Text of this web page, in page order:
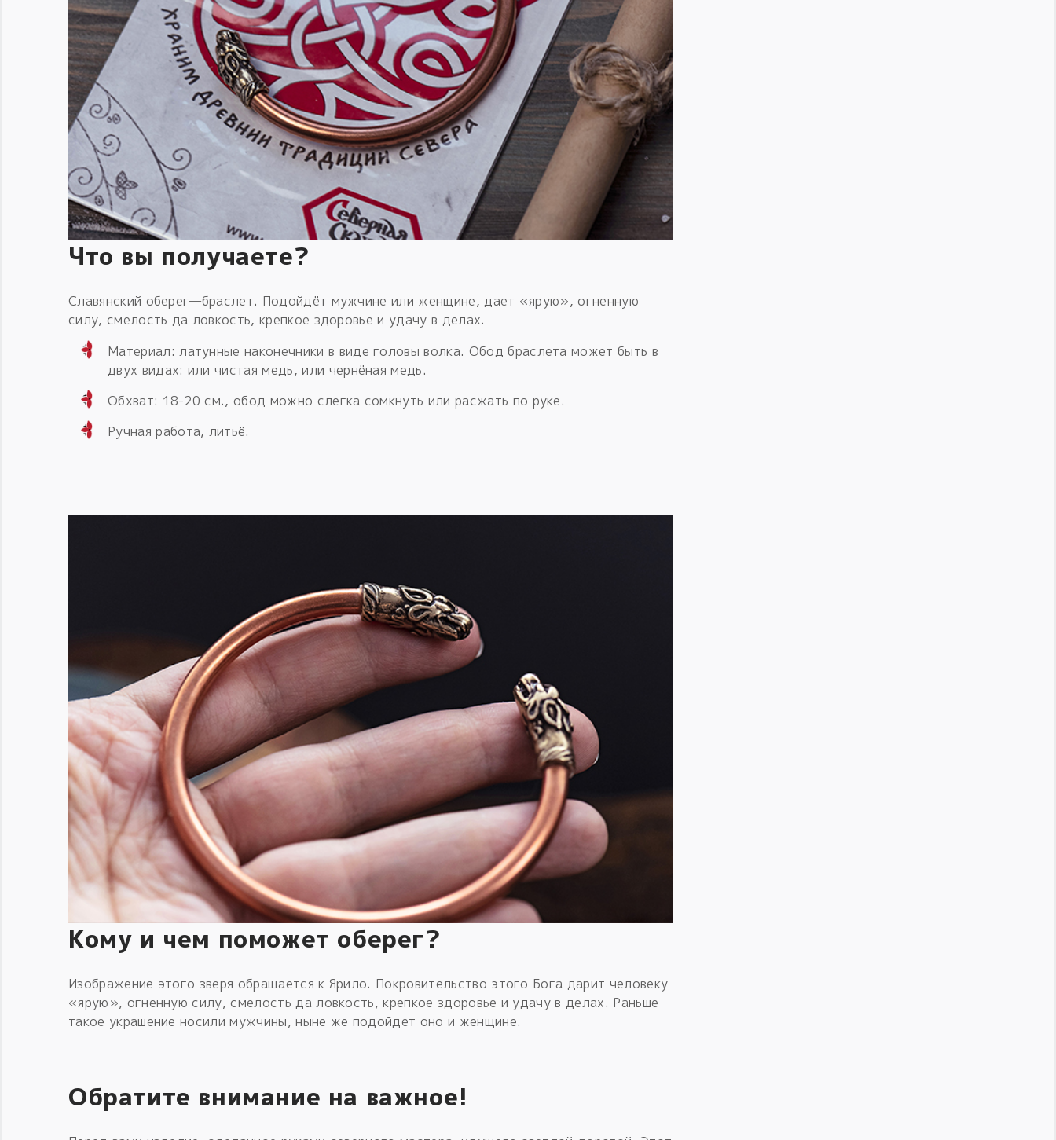
Что вы получаете?
Славянский оберег—браслет. Подойдёт мужчине или женщине, дает «ярую», огненную
силу, смелость да ловкость, крепкое здоровье и удачу в делах.
Материал: латунные наконечники в виде головы волка. Обод браслета может быть в
двух видах: или чистая медь, или чернёная медь.
Обхват: 18-20 см., обод можно слегка сомкнуть или расжать по руке.
Ручная работа, литьё.
Кому и чем поможет оберег?
Изображение этого зверя обращается к Ярило. Покровительство этого Бога дарит человеку
«ярую», огненную силу, смелость да ловкость, крепкое здоровье и удачу в делах. Раньше
такое украшение носили мужчины, ныне же подойдет оно и женщине.
Обратите внимание на важное!